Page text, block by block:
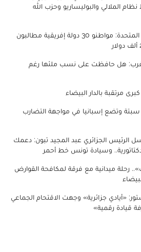
الملالي والبوليساريو وحزب الله
تأشيرة الدخول للولايات المتحدة: مواطنو 30 دولة إفريقية مطالبون
هل حافظت على نسب ملئها رغم
مرتقبة بالدار البيضاء
سبتة وتضع إسبانيا في مواجهة التضارب
الرئيس الجزائري عبد المجيد تبون: دعمك
وسيادة تونس خط أحمر
رحلة ميدانية مع فرقة لمكافحة القوارض
«أيادي جزائرية» وجهت الاقتحام الجماعي
قيادة رقمية»